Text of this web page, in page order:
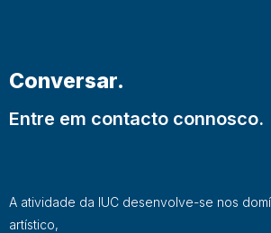
Conversar.
Entre em contacto connosco.
A atividade da IUC desenvolve-se nos
artístico,